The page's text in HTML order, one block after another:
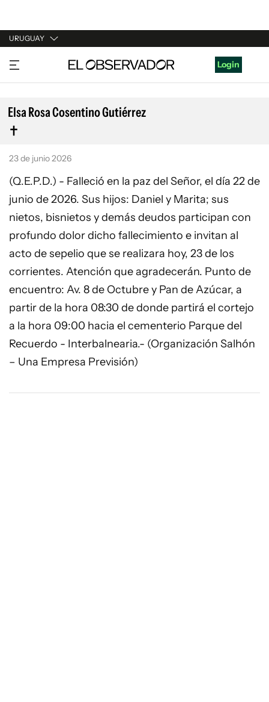
URUGUAY
URUGUAY
ARGENTINA
ESPAÑA
ESTADOS UNIDOS
Login
Elsa Rosa Cosentino Gutiérrez
23 de junio 2026
(Q.E.P.D.) - Falleció en la paz del Señor, el día 22 de
junio de 2026. Sus hijos: Daniel y Marita; sus
nietos, bisnietos y demás deudos participan con
profundo dolor dicho fallecimiento e invitan al
acto de sepelio que se realizara hoy, 23 de los
corrientes. Atención que agradecerán. Punto de
encuentro: Av. 8 de Octubre y Pan de Azúcar, a
partir de la hora 08:30 de donde partirá el cortejo
a la hora 09:00 hacia el cementerio Parque del
Recuerdo - Interbalnearia.- (Organización Salhón
– Una Empresa Previsión)